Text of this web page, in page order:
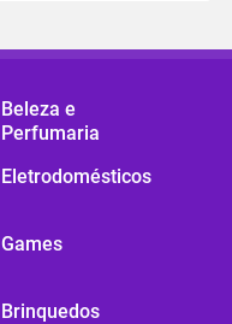
Beleza e
Perfumaria
Eletrodomésticos
Games
Brinquedos